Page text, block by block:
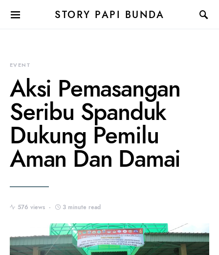
STORY PAPI BUNDA
EVENT
Aksi Pemasangan
Seribu Spanduk
Dukung Pemilu
Aman Dan Damai
576 views 3 minute read